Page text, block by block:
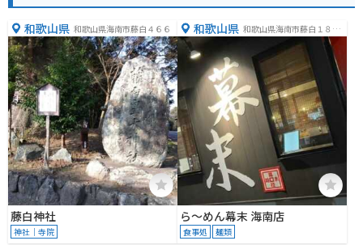
和歌山県 和歌山県海南市藤白４６６
藤白神社
神社｜寺院
和歌山県 和歌山県海南市藤白１８７
ら～めん幕末 海南店
食事処 麺類